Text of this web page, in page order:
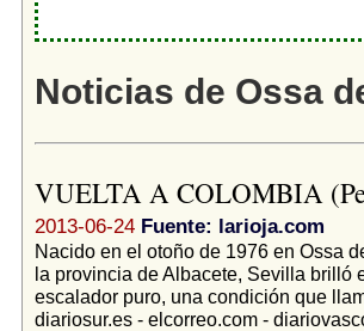
Noticias de Ossa
VUELTA A COLOMBIA
2013-06-24 Fuente: larioja.com
Nacido en el otoño de 1976 en Ossa
la provincia de Albacete, Sevilla brilló
escalador puro, una condición que
diariosur.es - elcorreo.com -